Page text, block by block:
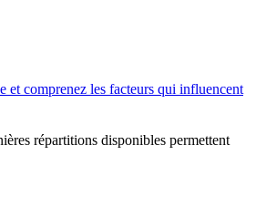
répartitions disponibles permettent